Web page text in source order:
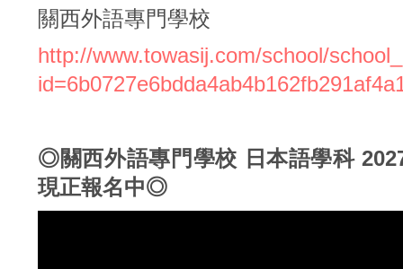
關西外語專門學校
http://www.towasij.com/school/
◎關西外語專門學校 日本語學科
現正報名中◎